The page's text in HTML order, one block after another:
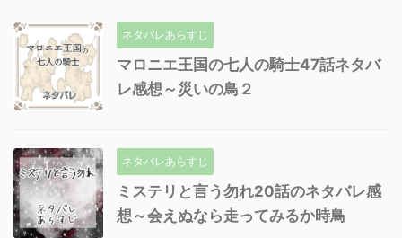
ネタバレあらすじ
マロニエ王国の七人の騎士47話ネタバ
レ感想～災いの鳥２
ネタバレあらすじ
ミステリと言う勿れ20話のネタバレ感
想～会えぬなら走ってみるか時鳥